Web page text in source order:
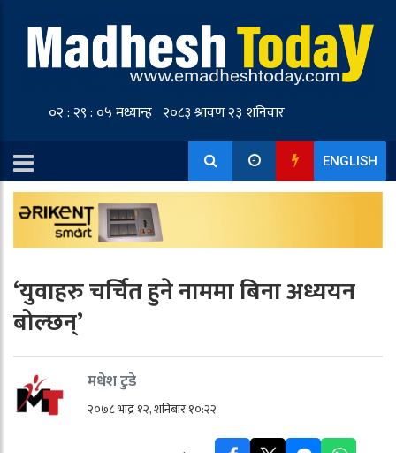
ENGLISH
‘युवाहरु चर्चित हुने नाममा बिना अध्ययन
बोल्छन्’
मधेश टुडे
२०७८ भाद्र १२, शनिबार १०:२२